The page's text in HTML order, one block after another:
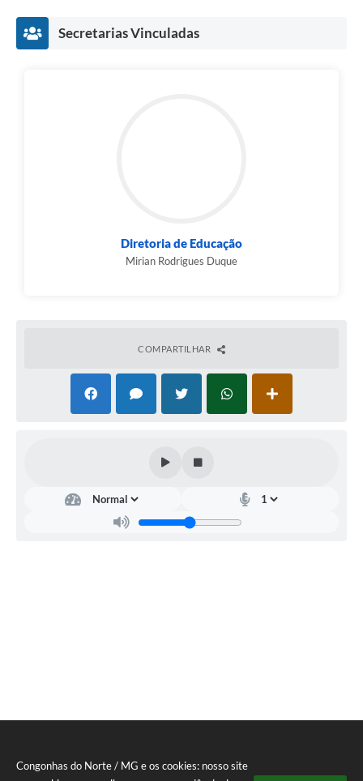
Congonhas do Norte / MG e os cookies: nosso site
Secretarias Vinculadas
Diretoria de Educação
Mirian Rodrigues Duque
COMPARTILHAR